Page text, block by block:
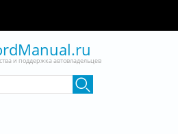
и поддержка автовладельцев